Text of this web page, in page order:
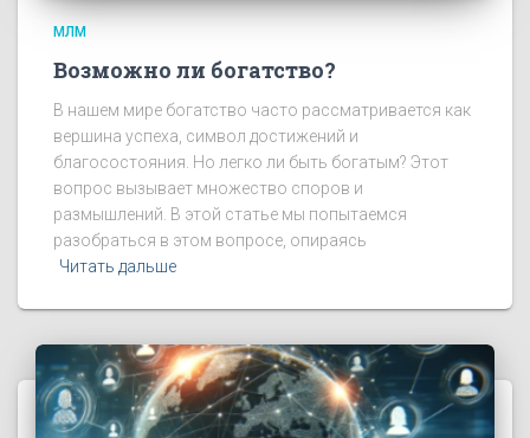
МЛМ
Возможно ли богатство?
В нашем мире богатство часто рассматривается как
вершина успеха, символ достижений и
благосостояния. Но легко ли быть богатым? Этот
вопрос вызывает множество споров и
размышлений. В этой статье мы попытаемся
разобраться в этом вопросе, опираясь
Читать дальше